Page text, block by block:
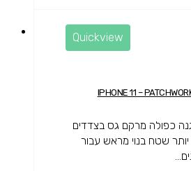
Quickview
כפולה מרקם גס בצדדים
שטח בנוי מראש עבור